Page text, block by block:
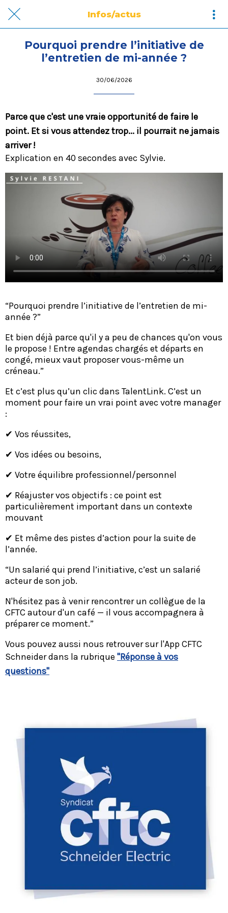
Infos/actus
Pourquoi prendre l’initiative de
l’entretien de mi-année ?
30/06/2026
Parce que c'est une vraie opportunité de faire le
point. Et si vous attendez trop... il pourrait ne jamais
arriver !
Explication en 40 secondes avec Sylvie.
“Pourquoi prendre l’initiative de l’entretien de mi-
année ?”
Et bien déjà parce qu'il y a peu de chances qu'on vous
le propose ! Entre agendas chargés et départs en
congé, mieux vaut proposer vous-même un
créneau.”
Et c’est plus qu’un clic dans TalentLink. C’est un
moment pour faire un vrai point avec votre manager
:
✔ Vos réussites,
✔ Vos idées ou besoins,
✔ Votre équilibre professionnel/personnel
✔ Réajuster vos objectifs : ce point est
particulièrement important dans un contexte
mouvant
✔ Et même des pistes d’action pour la suite de
l’année.
“Un salarié qui prend l’initiative, c’est un salarié
acteur de son job.
N'hésitez pas à venir rencontrer un collègue de la
CFTC autour d'un café — il vous accompagnera à
préparer ce moment.”
Vous pouvez aussi nous retrouver sur l'App CFTC
Schneider dans la rubrique "Réponse à vos
questions"